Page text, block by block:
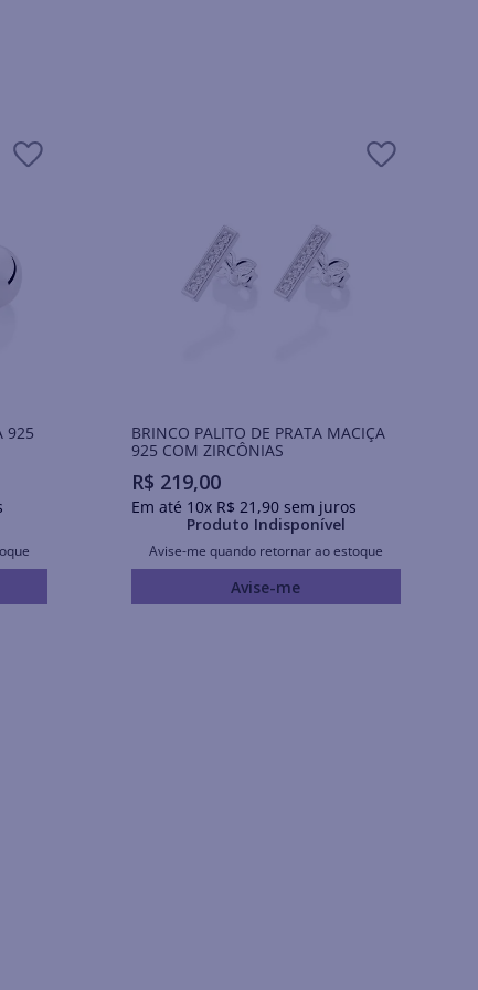
925
BRINCO PALITO DE PRATA MACIÇA
925 COM ZIRCÔNIAS
R$ 219,00
Em até 10x R$ 21 ,90sem juros
Produto Indisponível
Avise-me quando retornar ao estoque
Avise-me